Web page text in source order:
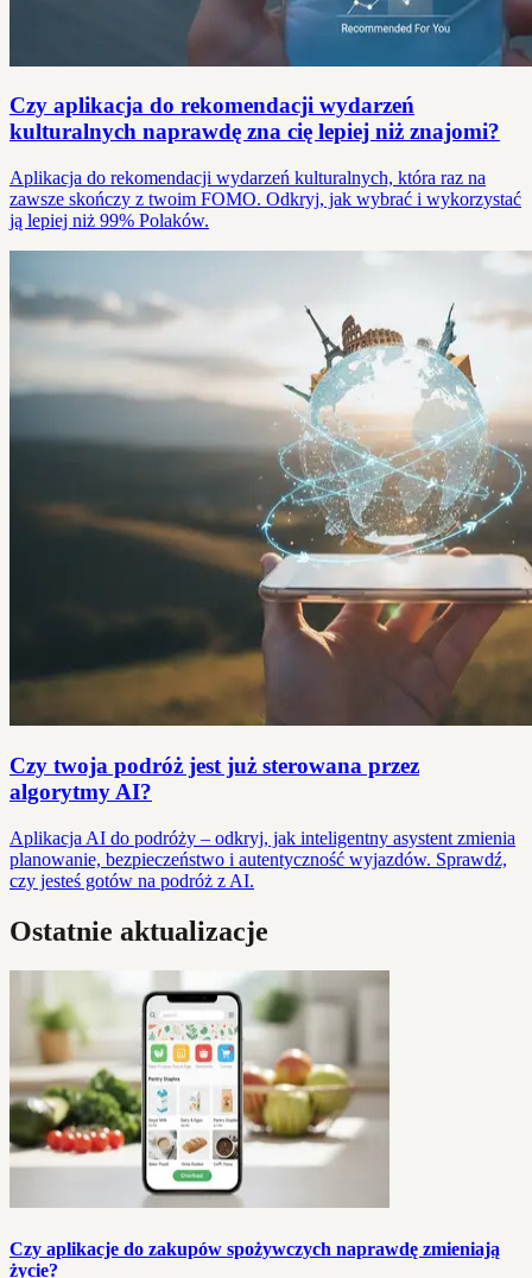
Czy aplikacja do rekomendacji wydarzeń
kulturalnych naprawdę zna cię lepiej niż znajomi?
Aplikacja do rekomendacji wydarzeń kulturalnych, która raz na
zawsze skończy z twoim FOMO. Odkryj, jak wybrać i wykorzystać
ją lepiej niż 99% Polaków.
Czy twoja podróż jest już sterowana przez
algorytmy AI?
Aplikacja AI do podróży – odkryj, jak inteligentny asystent zmienia
planowanie, bezpieczeństwo i autentyczność wyjazdów. Sprawdź,
czy jesteś gotów na podróż z AI.
Ostatnie aktualizacje
Czy aplikacje do zakupów spożywczych naprawdę zmieniają
życie?